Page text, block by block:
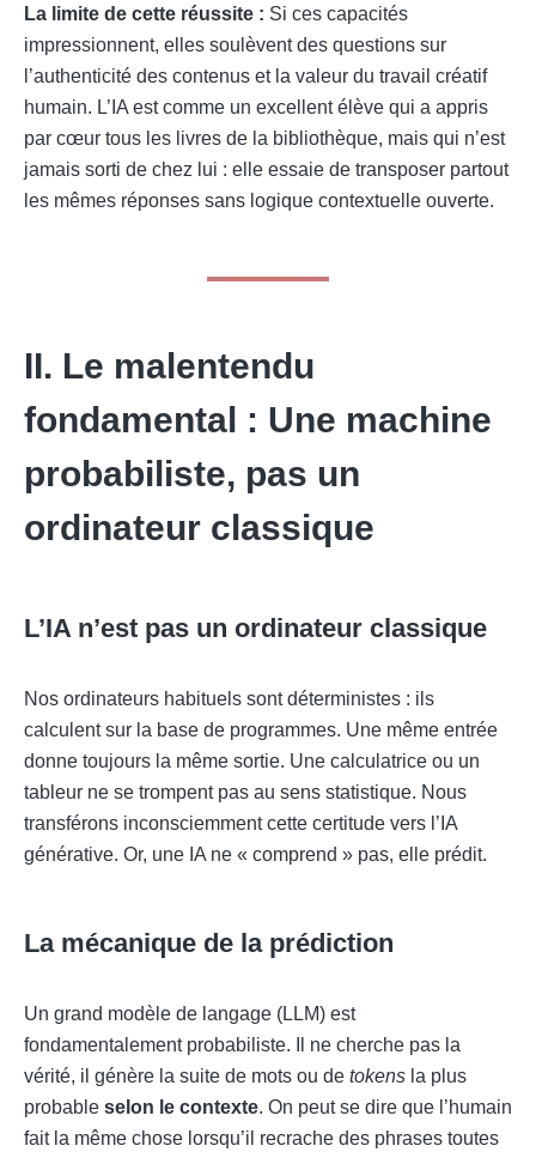
La limite de cette réussite : Si ces capacités
impressionnent, elles soulèvent des questions sur
l’authenticité des contenus et la valeur du travail créatif
humain. L’IA est comme un excellent élève qui a appris
par cœur tous les livres de la bibliothèque, mais qui n’est
jamais sorti de chez lui : elle essaie de transposer partout
les mêmes réponses sans logique contextuelle ouverte.
II. Le malentendu
fondamental : Une machine
probabiliste, pas un
ordinateur classique
L’IA n’est pas un ordinateur classique
Nos ordinateurs habituels sont déterministes : ils
calculent sur la base de programmes. Une même entrée
donne toujours la même sortie. Une calculatrice ou un
tableur ne se trompent pas au sens statistique. Nous
transférons inconsciemment cette certitude vers l’IA
générative. Or, une IA ne « comprend » pas, elle prédit.
La mécanique de la prédiction
Un grand modèle de langage (LLM) est
fondamentalement probabiliste. Il ne cherche pas la
vérité, il génère la suite de mots ou de tokens la plus
probable selon le contexte. On peut se dire que l’humain
fait la même chose lorsqu’il recrache des phrases toutes